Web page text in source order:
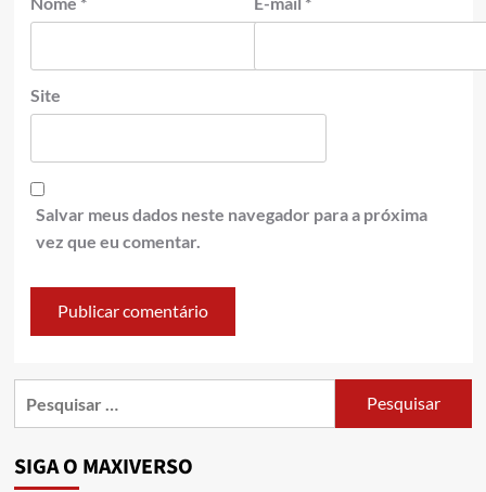
Site
Salvar meus dados neste navegador para a próxima
vez que eu comentar.
SIGA O MAXIVERSO